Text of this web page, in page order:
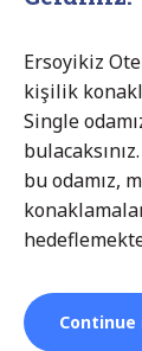
Ersoyikiz
kişilik
Single
bu odamız,
Continue